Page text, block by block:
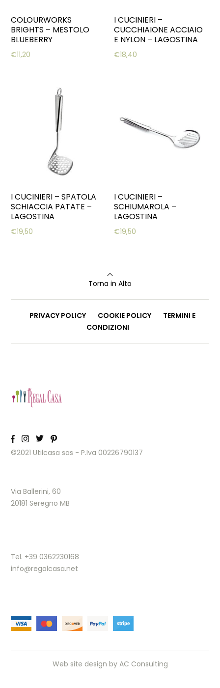
COLOURWORKS
BRIGHTS – MESTOLO
BLUEBERRY
€11,20
I CUCINIERI –
CUCCHIAIONE ACCIAIO
E NYLON – LAGOSTINA
€18,40
I CUCINIERI – SPATOLA
SCHIACCIA PATATE –
LAGOSTINA
€19,50
I CUCINIERI –
SCHIUMAROLA –
LAGOSTINA
€19,50
Torna in Alto
PRIVACY POLICY COOKIE POLICY
TERMINI E
CONDIZIONI
©2021 Utilcasa sas - P.Iva 00226790137
Via Ballerini, 60
20181 Seregno MB
Tel. +39 0362230168
info@regalcasa.net
Web site design by AC Consulting